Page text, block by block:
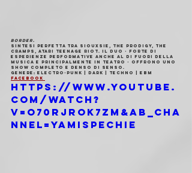
BORDER.
Sintesi perfetta tra Siouxsie, The Prodigy, The
Cramps, Atari Teenage Riot. Il duo - forte di
esperienze performative anche al di fuori della
musica e principalmente in teatro - offrono uno
show completo e denso di senso.
Genere: electro-punk | dark | techno | ebm
Facebook
https://www.youtube.
com/watch?
v=o70Rjrok7zM&ab_cha
nnel=YamiSpechie